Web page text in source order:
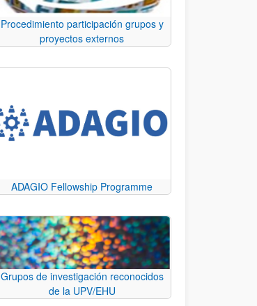
Procedimiento participación grupos y
proyectos externos
ADAGIO Fellowship Programme
Grupos de investigación reconocidos
de la UPV/EHU